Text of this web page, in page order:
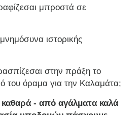
μπροστά σε
ιστορικής
στην πράξη το
του όραμα για την Καλαμάτα;
καθαρά - από αγάλματα καλά